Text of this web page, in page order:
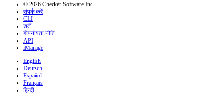
© 2026 Checker Software Inc.
संपर्क करें
CLI
शर्तें
गोपनीयता नीति
API
iManage
English
Deutsch
Español
Français
हिन्दी